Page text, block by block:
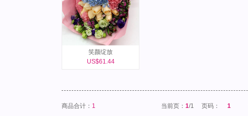
笑颜绽放
US$61.44
商品合计： 1 当前页： 1/1 页码： 1